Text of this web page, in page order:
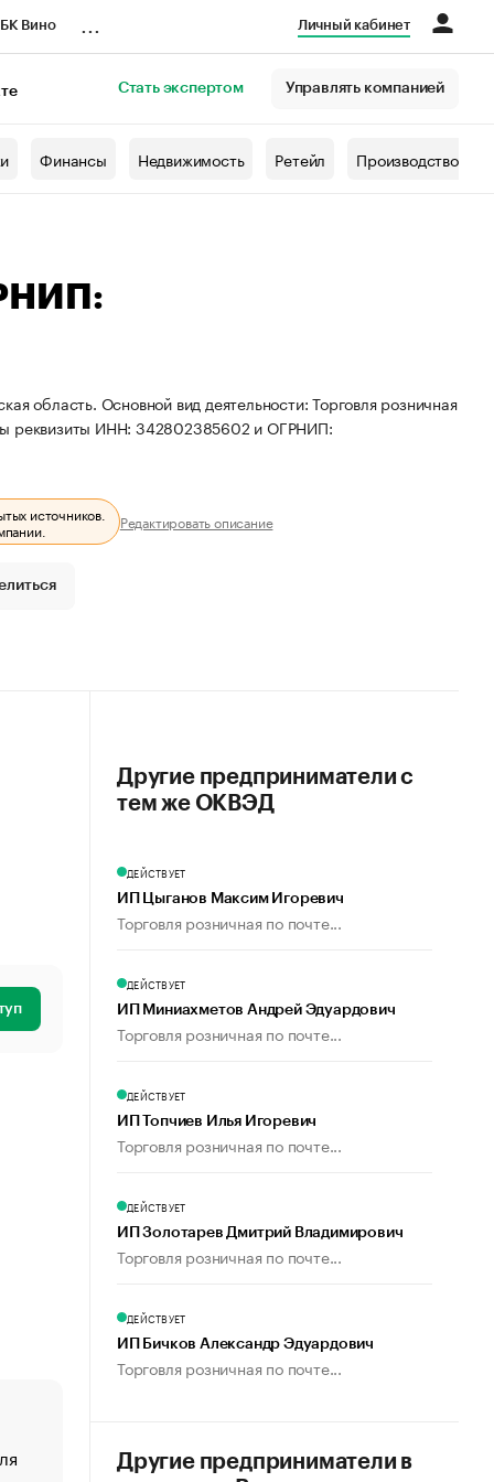
Вино Личный кабинет
Стать экспертом Управлять компанией
Финансы Недвижимость Ретейл Производство
область. Основной вид деятельности: Торговля розничная
реквизиты ИНН: 342802385602 и ОГРНИП:
источников.
Редактировать описание
«От спорта тело стареет иначе». Как живет глава
Другие предприниматели с
тем же ОКВЭД
ДЕЙСТВУЕТ
ИП Цыганов Максим Игоревич
Торговля розничная по почте...
ДЕЙСТВУЕТ
ИП Миниахметов Андрей Эдуардович
Торговля розничная по почте...
ДЕЙСТВУЕТ
ИП Топчиев Илья Игоревич
Торговля розничная по почте...
ДЕЙСТВУЕТ
ИП Золотарев Дмитрий Владимирович
Торговля розничная по почте...
ДЕЙСТВУЕТ
ИП Бичков Александр Эдуардович
Торговля розничная по почте...
Другие предприниматели в